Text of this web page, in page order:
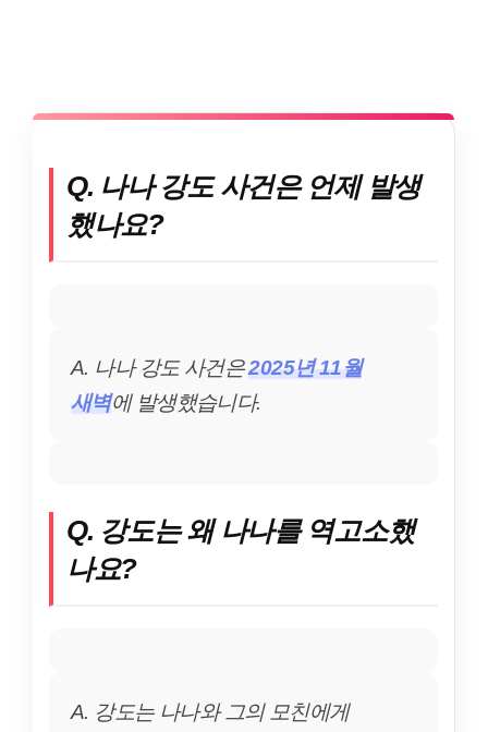
Q. 나나 강도 사건은 언제 발생
했나요?
A. 나나 강도 사건은2025년 11월
새벽에 발생했습니다.
Q. 강도는 왜 나나를 역고소했
나요?
A. 강도는 나나와 그의 모친에게